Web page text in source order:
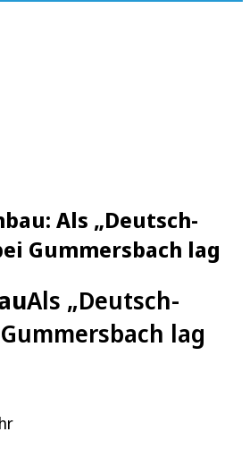
Als „Deutsch-
Gummersbach lag
Als „Deutsch-
lag